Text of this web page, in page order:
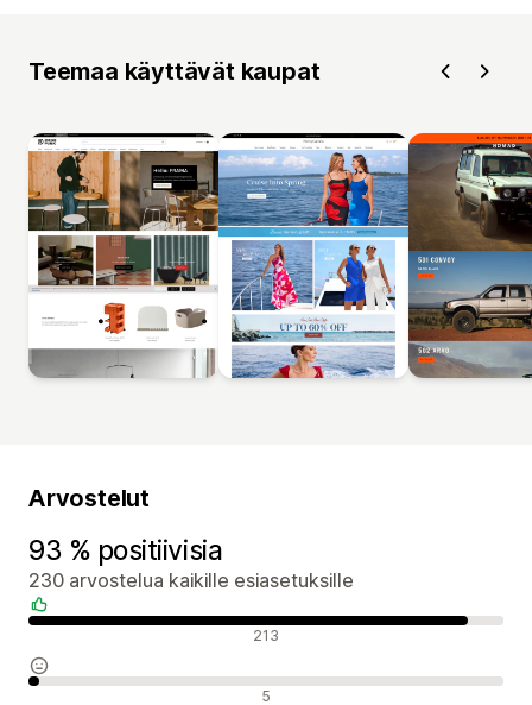
Teemaa käyttävät kaupat
Arvostelut
93 % positiivisia
230 arvostelua kaikille esiasetuksille
Positiiviset arvostelut 213
Neutraalit arvostelut 5